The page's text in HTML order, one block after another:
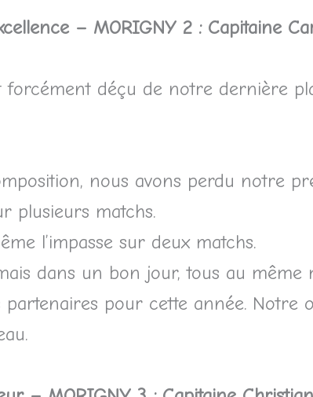
– MORIGNY 2 : Capitaine
forcément déçu de notre dernière
nous avons perdu notre
plusieurs matchs.
l’impasse sur deux matchs.
dans un bon jour, tous au même
pour cette année. Notre